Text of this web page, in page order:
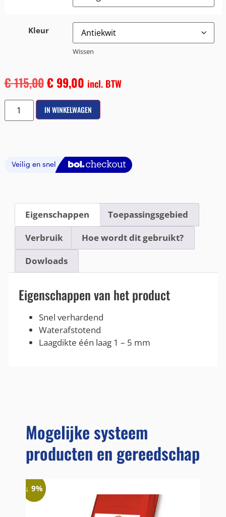
Kleur
Wissen
€115,00€99,00 incl. BTW
IN WINKELWAGEN
Eigenschappen Toepassingsgebied
Verbruik Hoe wordt dit gebruikt?
Dowloads
Eigenschappen van het product
Snel verhardend
Waterafstotend
Laagdikte één laag 1 – 5 mm
Mogelijke systeem
producten en gereedschap
↓ 9%